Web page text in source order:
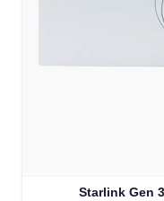
Starlink Gen